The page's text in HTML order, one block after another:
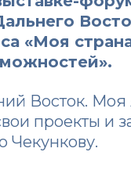
«Моя
.
Восток. Моя
проекты и
Чекункову.